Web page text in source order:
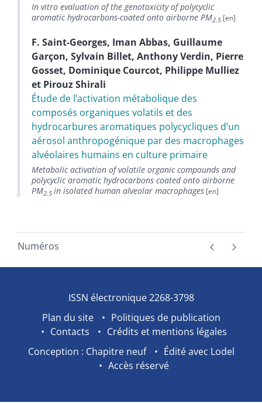
In vitro evaluation of the genotoxicity of polycyclic
aromatic hydrocarbons-coated onto airborne PM2.5
F. Saint-Georges, Iman Abbas, Guillaume
Garçon, Sylvain Billet, AnthonyVerdin, Pierre
Gosset, Dominique Courcot, Philippe Mulliez
et PirouzShirali
Étude de lʼactivation métabolique des
composés organiques volatils et des
hydrocarbures aromatiques polycycliques dʼun
aérosol anthropogénique par des macrophages
alvéolaires humains en culture primaire
Metabolic activation of volatile organic compounds and
polycyclic aromatic hydrocarbons coated onto airborne
PM2.5 in isolated human alveolar macrophages
Numéros
ISSN électronique 2268-3798
Plan du site
Politiques de publication
Contacts
Crédits et mentions légales
Conception : Chapitre neuf
Édité avec Lodel
Accès réservé